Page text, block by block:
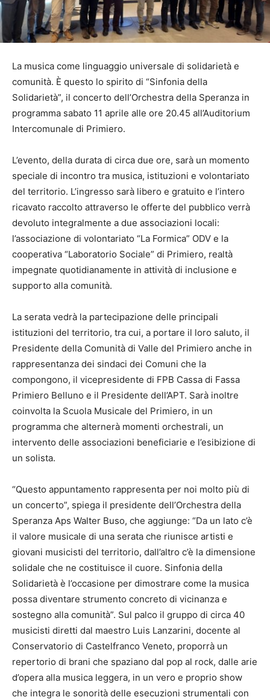
La musica come linguaggio universale di solidarietà e
comunità. È questo lo spirito di “Sinfonia della
Solidarietà”, il concerto dell’Orchestra della Speranza in
programma sabato 11 aprile alle ore 20.45 all’Auditorium
Intercomunale di Primiero.
L’evento, della durata di circa due ore, sarà un momento
speciale di incontro tra musica, istituzioni e volontariato
del territorio. L’ingresso sarà libero e gratuito e l’intero
ricavato raccolto attraverso le offerte del pubblico verrà
devoluto integralmente a due associazioni locali:
l’associazione di volontariato “La Formica” ODV e la
cooperativa “Laboratorio Sociale” di Primiero, realtà
impegnate quotidianamente in attività di inclusione e
supporto alla comunità.
La serata vedrà la partecipazione delle principali
istituzioni del territorio, tra cui, a portare il loro saluto, il
Presidente della Comunità di Valle del Primiero anche in
rappresentanza dei sindaci dei Comuni che la
compongono, il vicepresidente di FPB Cassa di Fassa
Primiero Belluno e il Presidente dell’APT. Sarà inoltre
coinvolta la Scuola Musicale del Primiero, in un
programma che alternerà momenti orchestrali, un
intervento delle associazioni beneficiarie e l’esibizione di
un solista.
“Questo appuntamento rappresenta per noi molto più di
un concerto”, spiega il presidente dell’Orchestra della
Speranza Aps Walter Buso, che aggiunge: “Da un lato c’è
il valore musicale di una serata che riunisce artisti e
giovani musicisti del territorio, dall’altro c’è la dimensione
solidale che ne costituisce il cuore. Sinfonia della
Solidarietà è l’occasione per dimostrare come la musica
possa diventare strumento concreto di vicinanza e
sostegno alla comunità”. Sul palco il gruppo di circa 40
musicisti diretti dal maestro Luis Lanzarini, docente al
Conservatorio di Castelfranco Veneto, proporrà un
repertorio di brani che spaziano dal pop al rock, dalle arie
d’opera alla musica leggera, in un vero e proprio show
che integra le sonorità delle esecuzioni strumentali con